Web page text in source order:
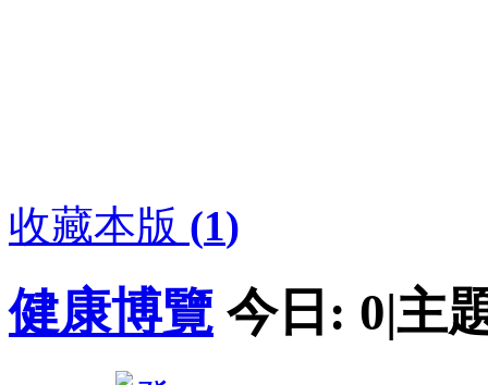
收藏本版 (1)
健康博覽 今日: 0|主